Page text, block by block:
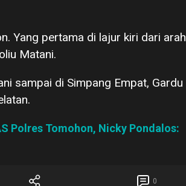
Yang pertama di lajur kiri dari arah
Matani.
sampai di Simpang Empat, Gardu
Polres Tomohon, Nicky Pondalos:
0